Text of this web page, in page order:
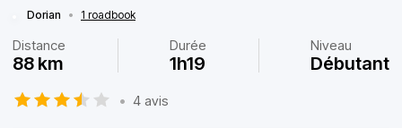
Dorian • 1 roadbook
Distance
88 km
Durée
1h19
Niveau
Débutant
• 4 avis